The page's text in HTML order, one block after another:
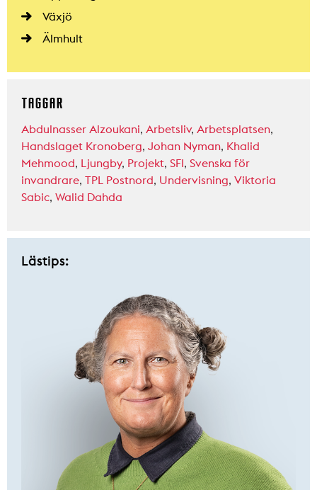
Växjö
Älmhult
TAGGAR
Abdulnasser Alzoukani, Arbetsliv, Arbetsplatsen,
Handslaget Kronoberg, Johan Nyman, Khalid
Mehmood, Ljungby, Projekt, SFI, Svenska för
invandrare, TPL Postnord, Undervisning, Viktoria
Sabic, Walid Dahda
Lästips: